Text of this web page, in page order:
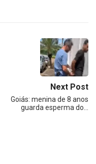
Next Post
Goiás: menina de 8 anos
guarda esperma do…